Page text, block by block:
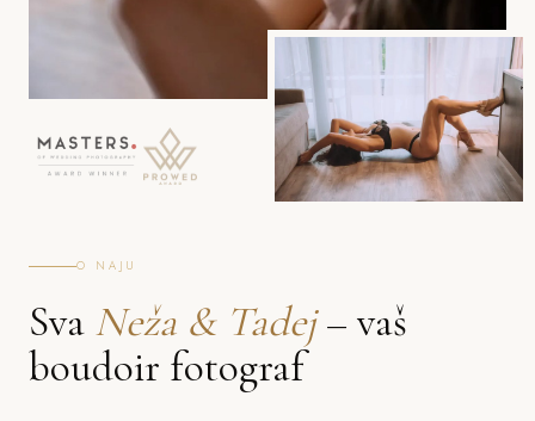
O NAJU
Sva Neža & Tadej– vaš
boudoir fotograf